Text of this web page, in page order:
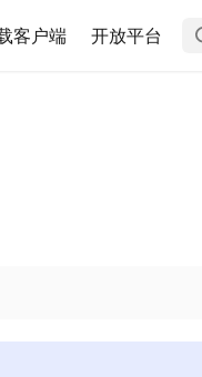
客户端 开放平台